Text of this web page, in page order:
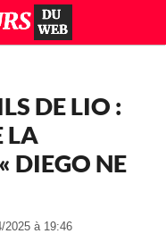
DE LIO :
LA
DIEGO NE
2025 à 19:46